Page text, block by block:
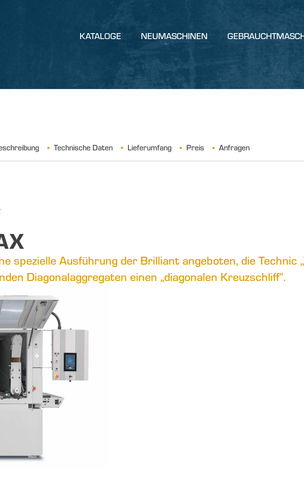
KATALOGE NEUMASCHINEN
Technische Daten Lieferumfang Preis Anfragen
spezielle Ausführung der Brilliant angeboten, die Technic
Diagonalaggregaten einen „diagonalen Kreuzschliff“.